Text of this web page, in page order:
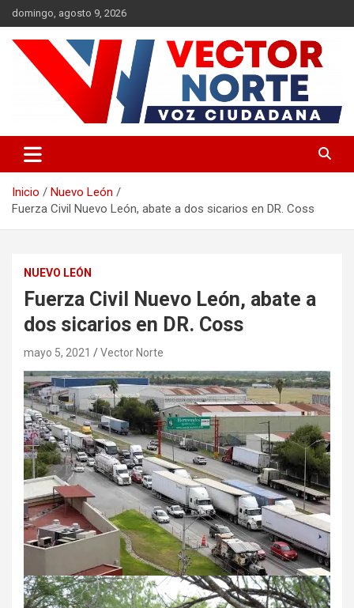
Saltar
al
contenido
domingo, agosto 9, 2026
Vector Norte
Inicio
Nuevo León
Fuerza Civil Nuevo León, abate a dos sicarios en DR. Coss
NUEVO LEÓN
Fuerza Civil Nuevo León, abate a
dos sicarios en DR. Coss
mayo 5, 2021 Vector Norte